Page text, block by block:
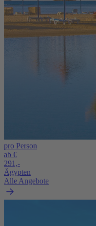
pro Person
ab €
291,-
Ägypten
Alle Angebote